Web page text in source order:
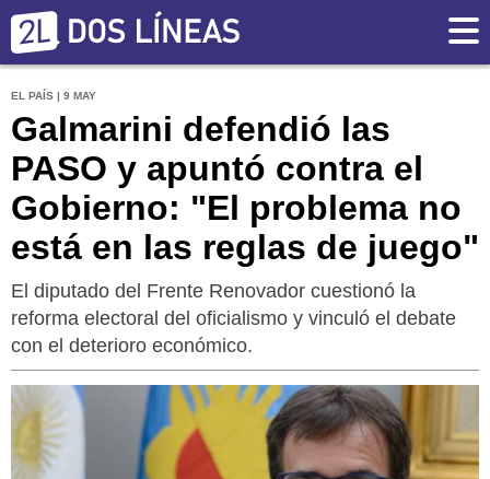
EL PAÍS | 9 MAY
Galmarini defendió las
PASO y apuntó contra el
Gobierno: "El problema no
está en las reglas de juego"
El diputado del Frente Renovador cuestionó la
reforma electoral del oficialismo y vinculó el debate
con el deterioro económico.